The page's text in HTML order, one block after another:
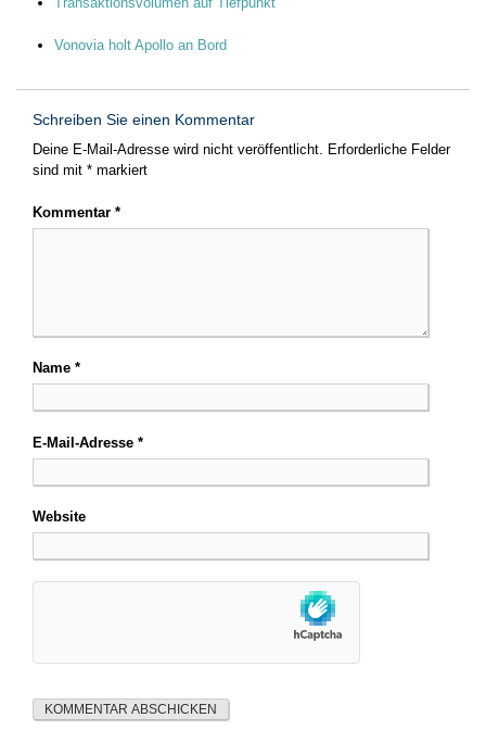
Vonovia holt Apollo an Bord
Schreiben Sie einen Kommentar
Deine E-Mail-Adresse wird nicht veröffentlicht. Erforderliche Felder
sind mit * markiert
Kommentar *
Name *
E-Mail-Adresse *
Website